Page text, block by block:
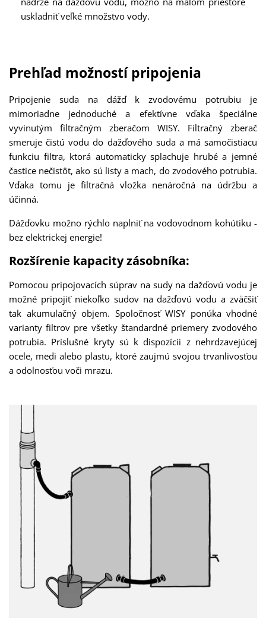
uskladniť veľké množstvo vody.
Prehľad možností pripojenia
Pripojenie suda na dážď k zvodovému potrubiu je
mimoriadne jednoduché a efektívne vďaka špeciálne
vyvinutým filtračným zberačom WISY. Filtračný zberač
smeruje čistú vodu do dažďového suda a má samočistiacu
funkciu filtra, ktorá automaticky splachuje hrubé a jemné
častice nečistôt, ako sú listy a mach, do zvodového potrubia.
Vďaka tomu je filtračná vložka nenáročná na údržbu a
účinná.
Dážďovku možno rýchlo naplniť na vodovodnom kohútiku -
bez elektrickej energie!
Rozšírenie kapacity zásobníka:
Pomocou pripojovacích súprav na sudy na dažďovú vodu je
možné pripojiť niekoľko sudov na dažďovú vodu a zväčšiť
tak akumulačný objem. Spoločnosť WISY ponúka vhodné
varianty filtrov pre všetky štandardné priemery zvodového
potrubia. Príslušné kryty sú k dispozícii z nehrdzavejúcej
ocele, medi alebo plastu, ktoré zaujmú svojou trvanlivosťou
a odolnosťou voči mrazu.